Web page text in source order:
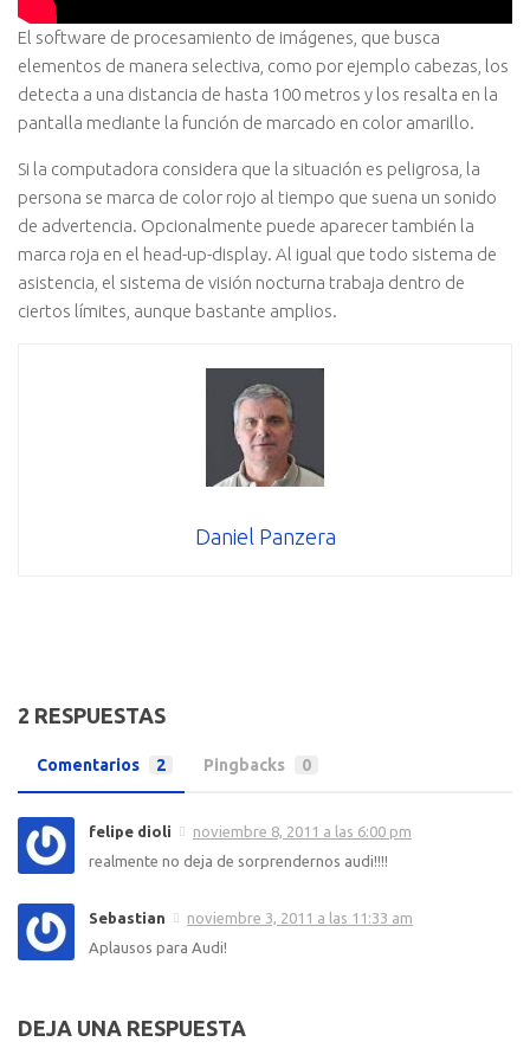
El software de procesamiento de imágenes, que busca
elementos de manera selectiva, como por ejemplo cabezas, los
detecta a una distancia de hasta 100 metros y los resalta en la
pantalla mediante la función de marcado en color amarillo.
Si la computadora considera que la situación es peligrosa, la
persona se marca de color rojo al tiempo que suena un sonido
de advertencia. Opcionalmente puede aparecer también la
marca roja en el head-up-display. Al igual que todo sistema de
asistencia, el sistema de visión nocturna trabaja dentro de
ciertos límites, aunque bastante amplios.
Daniel Panzera
2 RESPUESTAS
Comentarios 2 Pingbacks 0
felipe dioli
noviembre 8, 2011 a las 6:00 pm
realmente no deja de sorprendernos audi!!!!
Sebastian
noviembre 3, 2011 a las 11:33 am
Aplausos para Audi!
DEJA UNA RESPUESTA